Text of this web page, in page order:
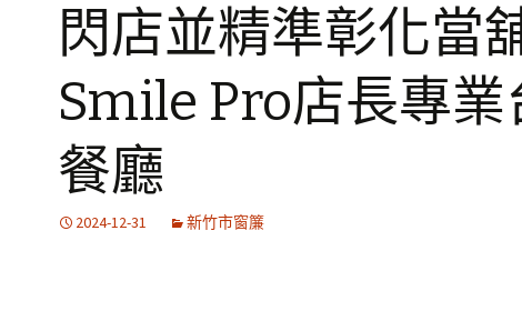
閃店並精準彰化當
Smile Pro店長專業
餐廳
2024-12-31 新竹市窗簾